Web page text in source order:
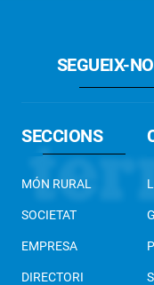
SEGUEIX-
SECCIONS
MÓN RURAL
SOCIETAT
EMPRESA
DIRECTORI